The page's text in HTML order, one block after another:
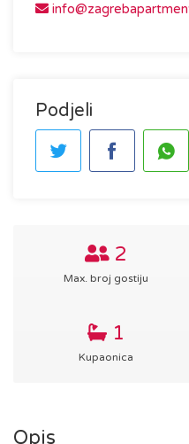
Podjeli
2
Max. broj gostiju
1
Kupaonica
Opis